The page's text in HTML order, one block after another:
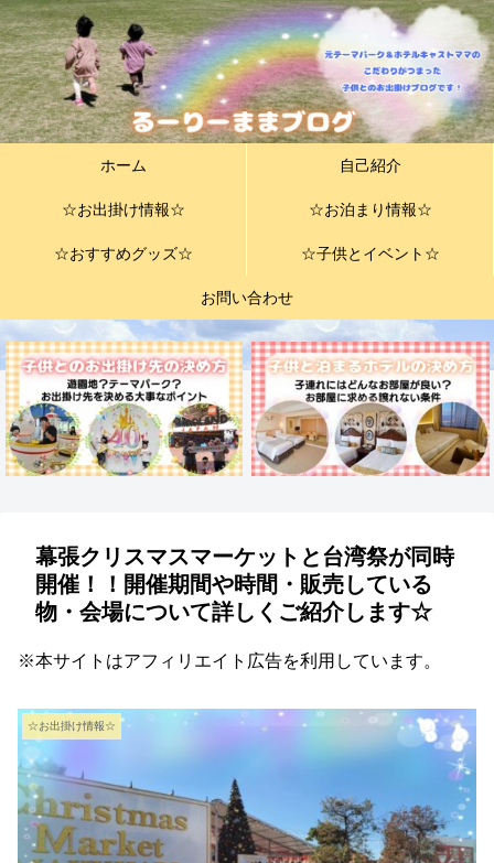
ホーム 自己紹介
☆お出掛け情報☆ ☆お泊まり情報☆
☆おすすめグッズ☆ ☆子供とイベント☆
お問い合わせ
幕張クリスマスマーケットと台湾祭が同時
開催！！開催期間や時間・販売している
物・会場について詳しくご紹介します☆
※本サイトはアフィリエイト広告を利用しています。
☆お出掛け情報☆